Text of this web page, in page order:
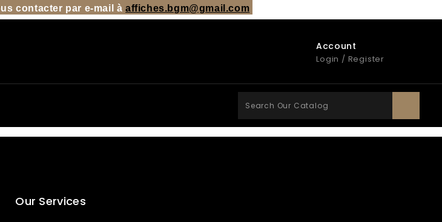
contacter par e-mail àaffiches.bgm@gmail.com
Account
Login / Register
Our Services